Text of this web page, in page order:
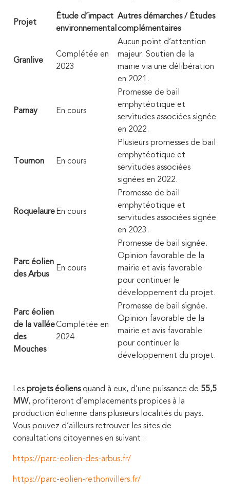
Projet
Étude d’impact
environnemental
Autres démarches / Études
complémentaires
Granlive
Complétée en
2023
Aucun point d’attention
majeur. Soutien de la
mairie via une délibération
en 2021.
Parnay En cours
Promesse de bail
emphytéotique et
servitudes associées signée
en 2022.
Tournon En cours
Plusieurs promesses de bail
emphytéotique et
servitudes associées
signées en 2022.
Roquelaure En cours
Promesse de bail
emphytéotique et
servitudes associées signée
en 2023.
Parc éolien
des Arbus
En cours
Promesse de bail signée.
Opinion favorable de la
mairie et avis favorable
pour continuer le
développement du projet.
Parc éolien
de la vallée
des
Mouches
Complétée en
2024
Promesse de bail signée.
Opinion favorable de la
mairie et avis favorable
pour continuer le
développement du projet.
Les projets éoliensquand à eux, d’une puissance de 55,5
MW, profiteront d’emplacements propices à la
production éolienne dans plusieurs localités du pays.
Vous pouvez d’ailleurs retrouver les sites de
consultations citoyennes en suivant :
https://parc-eolien-des-arbus.fr/
https://parc-eolien-rethonvillers.fr/